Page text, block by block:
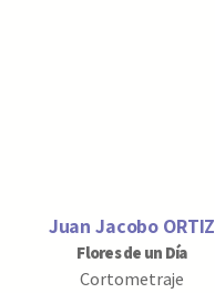
Juan Jacobo ORTIZ
Flores de un Día
Cortometraje